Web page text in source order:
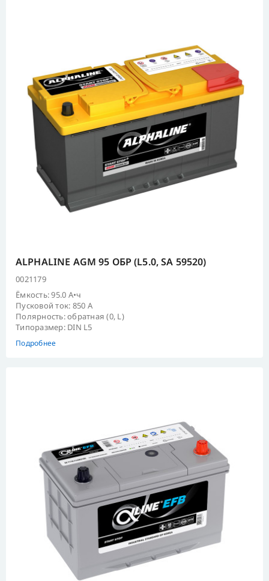
ALPHALINE AGM 95 ОБР (L5.0, SA 59520)
0021179
Ёмкость: 95.0 А•ч
Пусковой ток: 850 А
Полярность: обратная (0, L)
Типоразмер: DIN L5
Подробнее